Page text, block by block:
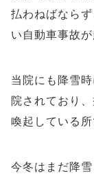
払わねばなら
い自動車事故
当院にも降雪
院されており
喚起している所
今冬はまだ降